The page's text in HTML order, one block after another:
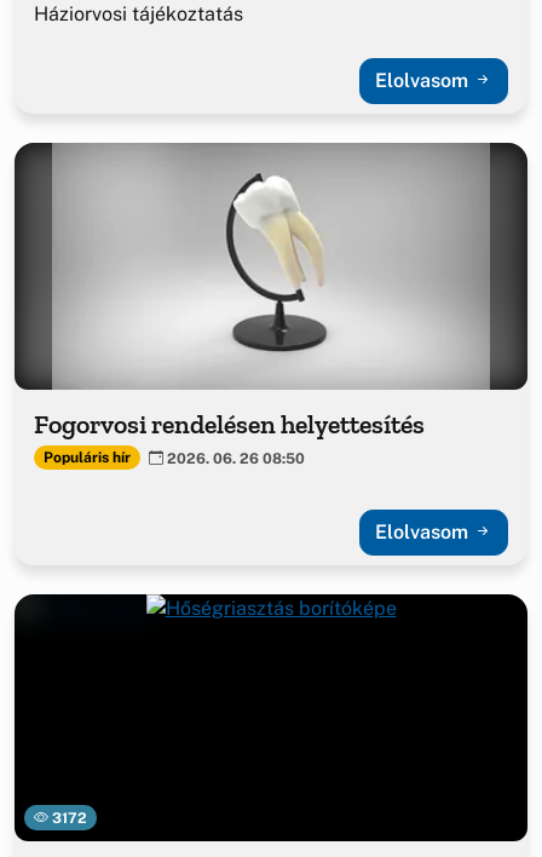
Háziorvosi tájékoztatás
Elolvasom
Fogorvosi rendelésen helyettesítés
Populáris hír 2026. 06. 26 08:50
Elolvasom
3172